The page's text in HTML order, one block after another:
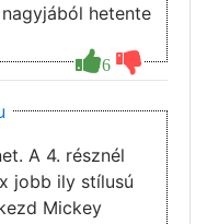
6
hetente
A 4. résznél
jobb ily stílusú
Mickey